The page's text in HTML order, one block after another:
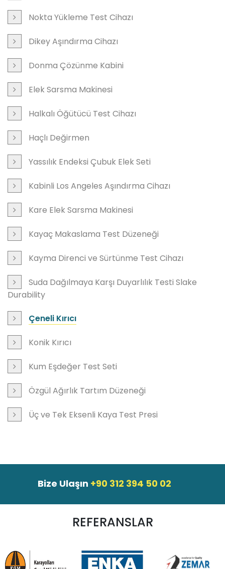
Nokta Yükleme Test Cihazı
Dikey Aşındırma Cihazı
Donma Çözünme Kabini
Elek Sarsma Makinesi
Halkalı Öğütücü Test Cihazı
Haçlı Değirmen
Yassılık Endeksi Çubuk Elek Seti
Kabinli Los Angeles Aşındırma Cihazı
Kare Elek Sarsma Makinesi
Kayaç Makaslama Test Düzeneği
Kayma Direnci ve Sürtünme Test Cihazı
Suda Dağılmaya Karşı Duyarlılık Testi Slake
Durability
Çeneli Kırıcı
Konik Kırıcı
Kum Eşdeğer Test Seti
Özgül Ağırlık Tartım Düzeneği
Üç ve Tek Eksenli Kaya Test Presi
Bize Ulaşın +90 312 394 50 02
REFERANSLAR